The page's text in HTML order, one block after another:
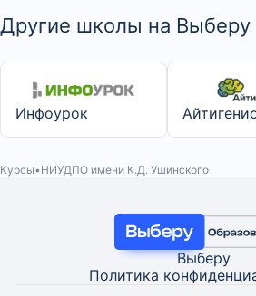
Другие школы на Выберу
Инфоурок
Курсы НИУДПО имени К.Д. Ушинского
Выберу
Политика